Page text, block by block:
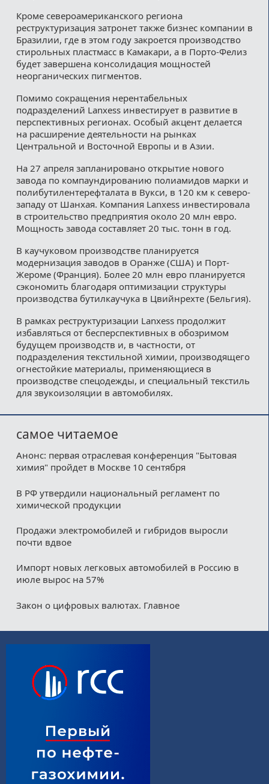
Кроме североамериканского региона
реструктуризация затронет также бизнес компании в
Бразилии, где в этом году закроется производство
стирольных пластмасс в Камакари, а в Порто-Фелиз
будет завершена консолидация мощностей
неорганических пигментов.
Помимо сокращения нерентабельных
подразделений Lanxess инвестирует в развитие в
перспективных регионах. Особый акцент делается
на расширение деятельности на рынках
Центральной и Восточной Европы и в Азии.
На 27 апреля запланировано открытие нового
завода по компаундированию полиамидов марки и
полибутилентерефталата в Вукси, в 120 км к северо-
западу от Шанхая. Компания Lanxess инвестировала
в строительство предприятия около 20 млн евро.
Мощность завода составляет 20 тыс. тонн в год.
В каучуковом производстве планируется
модернизация заводов в Оранже (США) и Порт-
Жероме (Франция). Более 20 млн евро планируется
сэкономить благодаря оптимизации структуры
производства бутилкаучука в Цвийнрехте (Бельгия).
В рамках реструктуризации Lanxess продолжит
избавляться от бесперспективных в обозримом
будущем производств и, в частности, от
подразделения текстильной химии, производящего
огнестойкие материалы, применяющиеся в
производстве спецодежды, и специальный текстиль
для звукоизоляции в автомобилях.
самое читаемое
Анонс: первая отраслевая конференция "Бытовая
химия" пройдет в Москве 10 сентября
В РФ утвердили национальный регламент по
химической продукции
Продажи электромобилей и гибридов выросли
почти вдвое
Импорт новых легковых автомобилей в Россию в
июле вырос на 57%
Закон о цифровых валютах. Главное